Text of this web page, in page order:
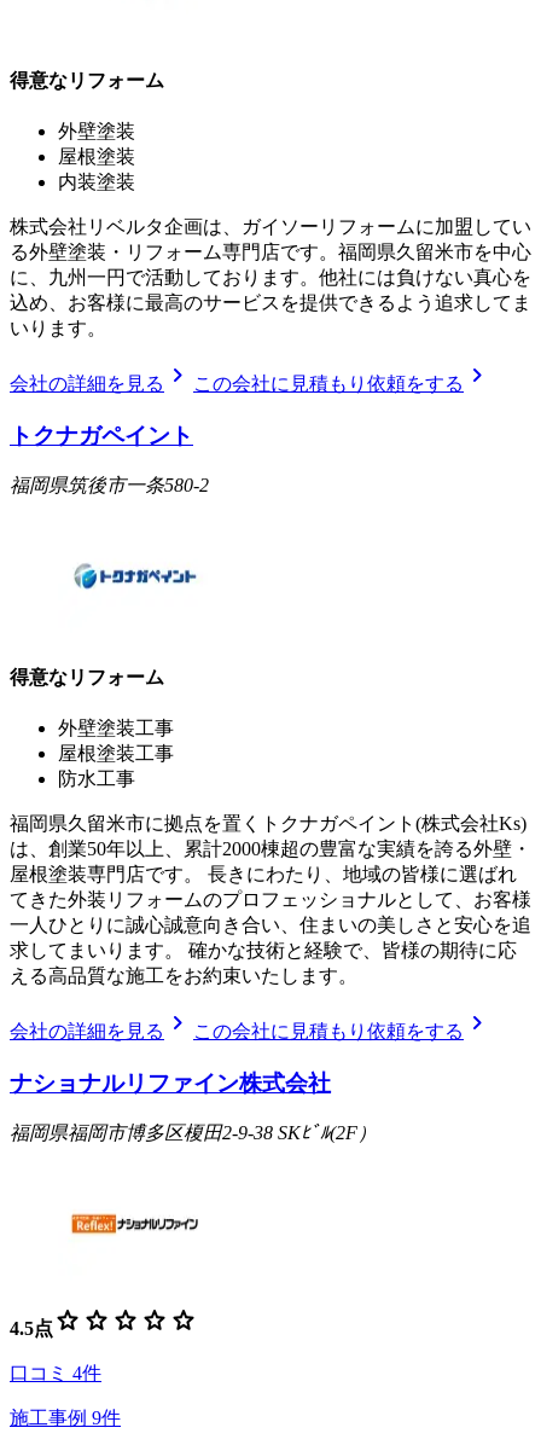
得意なリフォーム
外壁塗装
屋根塗装
内装塗装
株式会社リベルタ企画は、ガイソーリフォームに加盟してい
る外壁塗装・リフォーム専門店です。福岡県久留米市を中心
に、九州一円で活動しております。他社には負けない真心を
込め、お客様に最高のサービスを提供できるよう追求してま
いります。
会社の詳細を見る chevron_right この会社に見積もり依頼をする chevron_right
トクナガペイント
福岡県筑後市一条580-2
得意なリフォーム
外壁塗装工事
屋根塗装工事
防水工事
福岡県久留米市に拠点を置くトクナガペイント(株式会社Ks)
は、創業50年以上、累計2000棟超の豊富な実績を誇る外壁・
屋根塗装専門店です。 長きにわたり、地域の皆様に選ばれ
てきた外装リフォームのプロフェッショナルとして、お客様
一人ひとりに誠心誠意向き合い、住まいの美しさと安心を追
求してまいります。 確かな技術と経験で、皆様の期待に応
える高品質な施工をお約束いたします。
会社の詳細を見る chevron_right この会社に見積もり依頼をする chevron_right
ナショナルリファイン株式会社
福岡県福岡市博多区榎田2-9-38 SKﾋﾞﾙ(2F）
4.5点 star star star star star
口コミ 4件
施工事例 9件